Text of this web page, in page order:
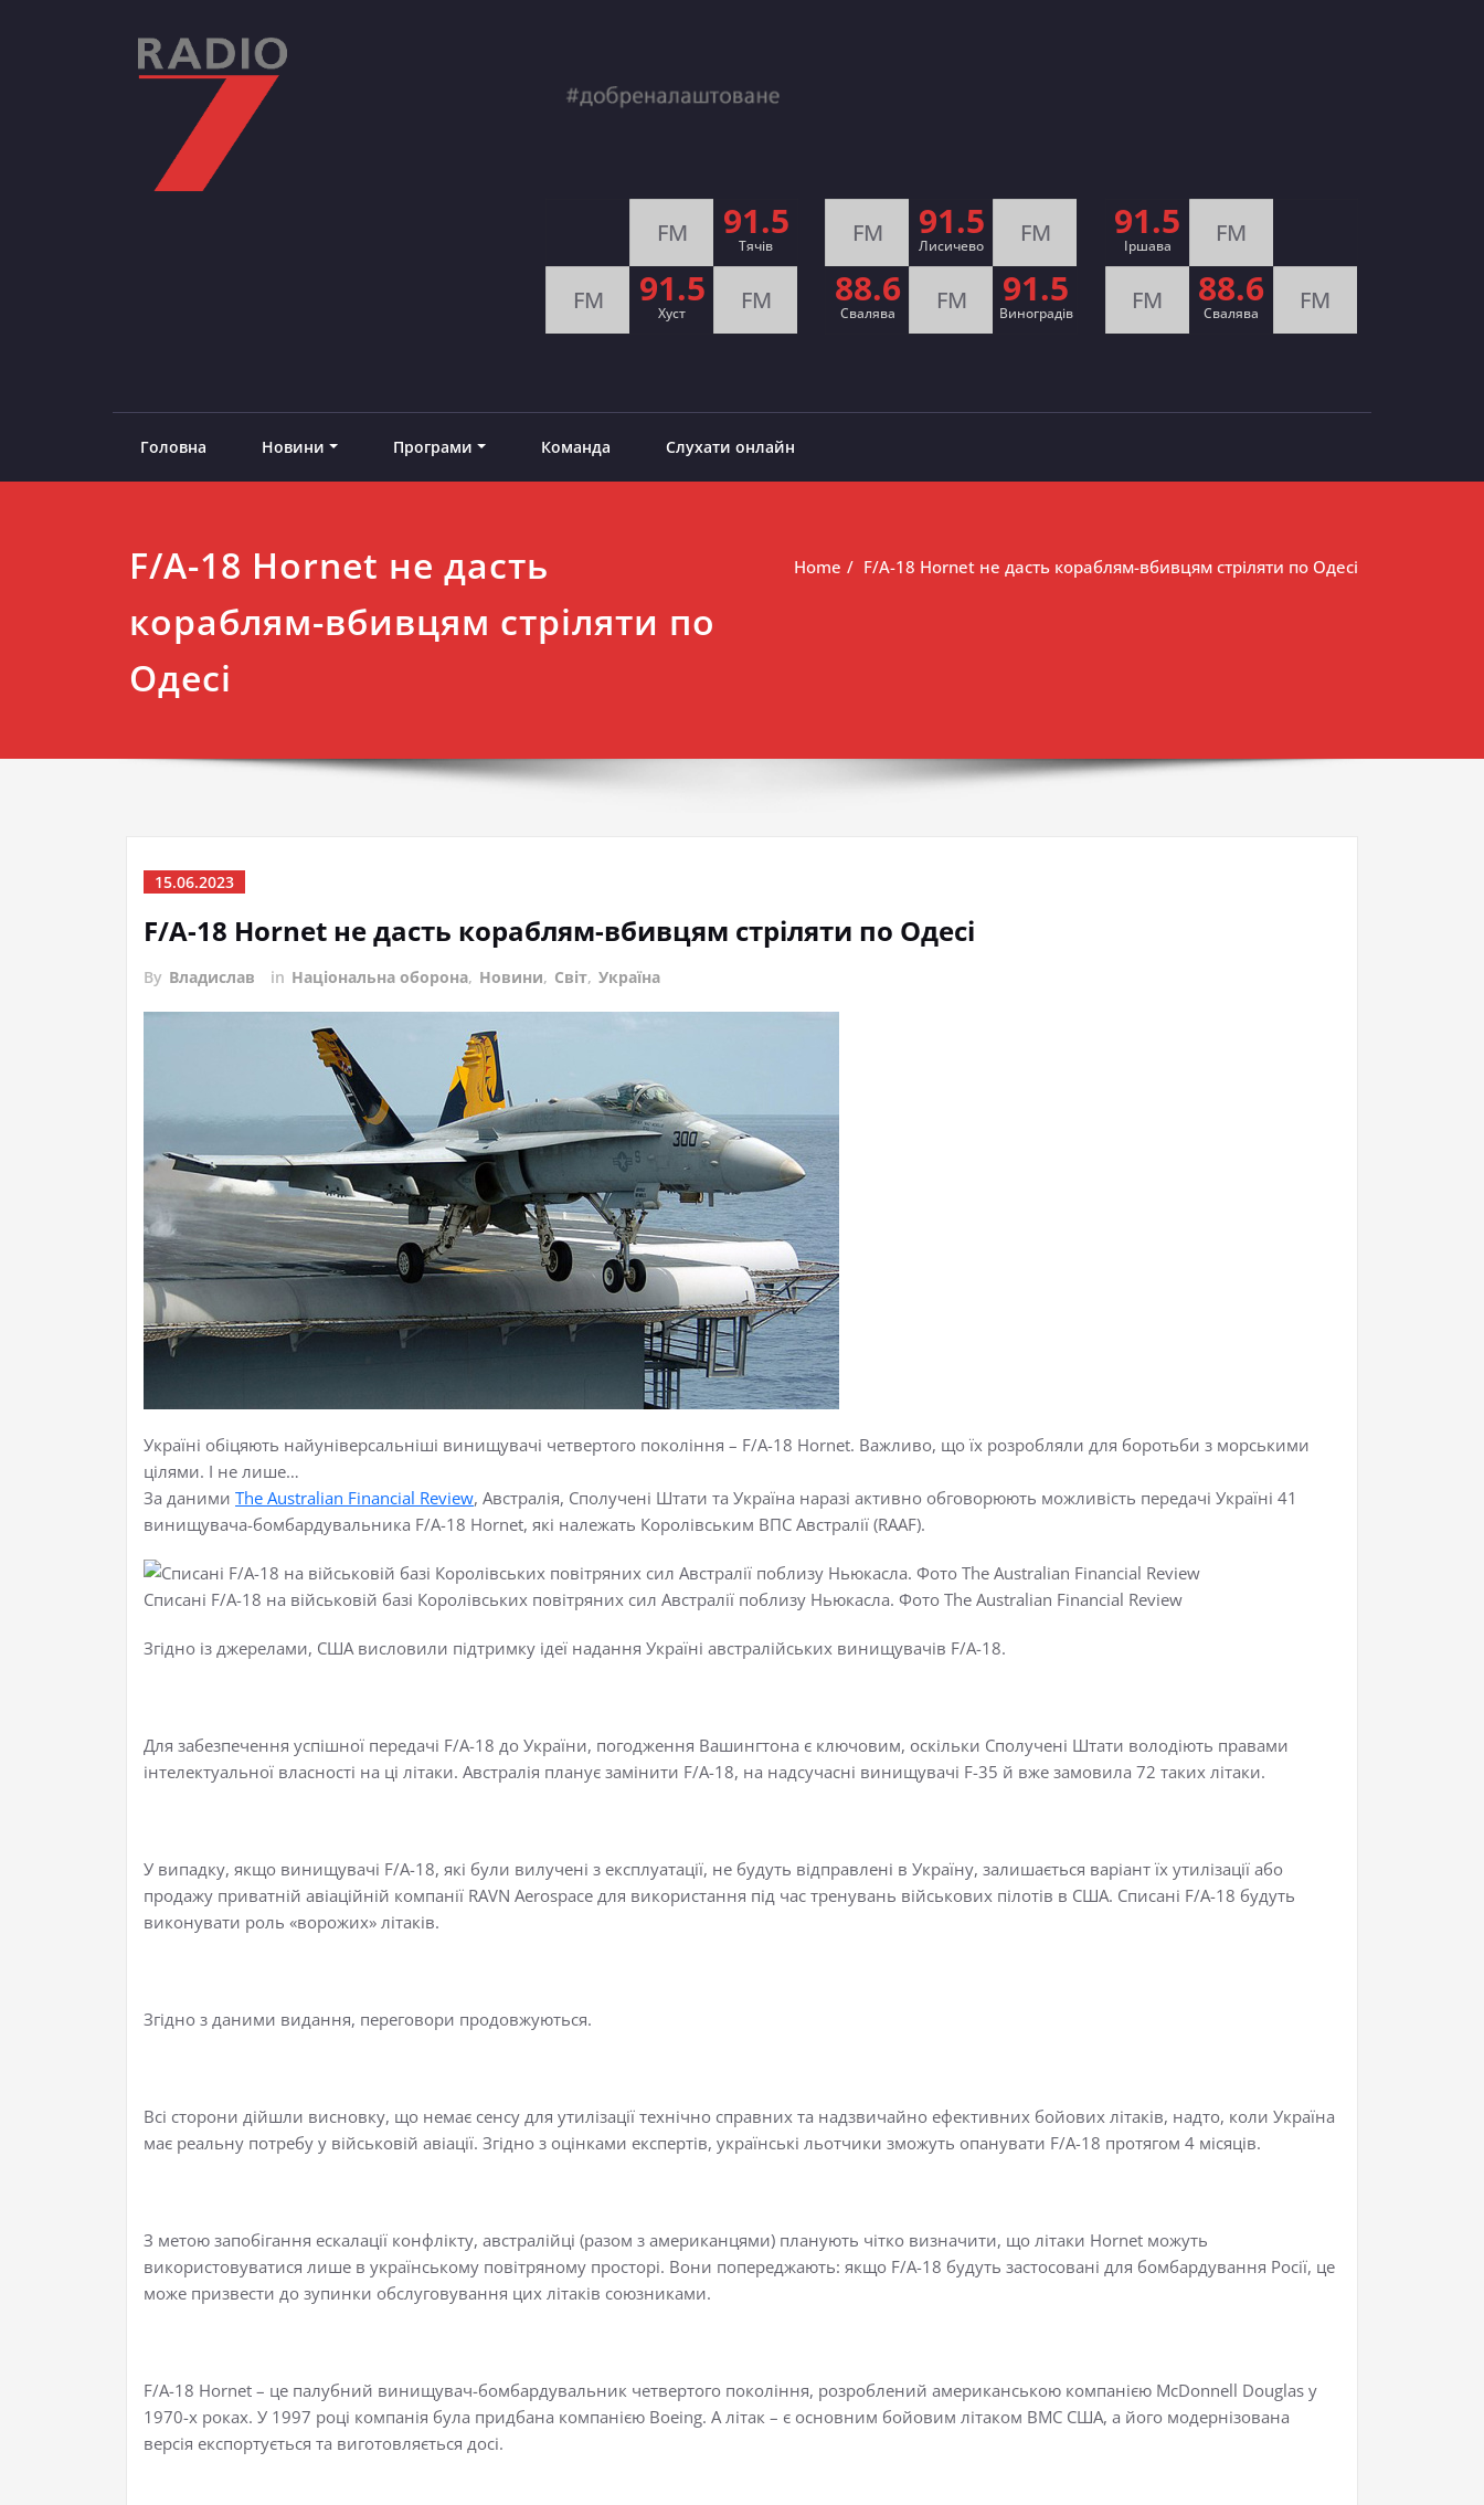
FM 91.5
Тячів
FM 91.5
Хуст FM
FM 91.5
Лисичево FM
88.6
Свалява FM 91.5
Виноградів
91.5
Іршава FM
FM 88.6
Cвалява FM
Головна Новини Програми Команда Слухати онлайн
F/A-18 Hornet не дасть
кораблям-вбивцям стріляти по
Одесі
Home F/A-18 Hornet не дасть кораблям-вбивцям стріляти по Одесі
15.06.2023
F/A-18 Hornet не дасть кораблям-вбивцям стріляти по Одесі
By Владислав in Національна оборона, Новини, Світ, Україна
Україні обіцяють найуніверсальніші винищувачі четвертого покоління – F/A-18 Hornet. Важливо, що їх розробляли для боротьби з морськими
цілями. І не лише…
За даними The Australian Financial Review, Австралія, Сполучені Штати та Україна наразі активно обговорюють можливість передачі Україні 41
винищувача-бомбардувальника F/A-18 Hornet, які належать Королівським ВПС Австралії (RAAF).
Списані F/A-18 на військовій базі Королівських повітряних сил Австралії поблизу Ньюкасла. Фото The Australian Financial Review
Згідно із джерелами, США висловили підтримку ідеї надання Україні австралійських винищувачів F/A-18.
Для забезпечення успішної передачі F/A-18 до України, погодження Вашингтона є ключовим, оскільки Сполучені Штати володіють правами
інтелектуальної власності на ці літаки. Австралія планує замінити F/A-18, на надсучасні винищувачі F-35 й вже замовила 72 таких літаки.
У випадку, якщо винищувачі F/A-18, які були вилучені з експлуатації, не будуть відправлені в Україну, залишається варіант їх утилізації або
продажу приватній авіаційній компанії RAVN Aerospace для використання під час тренувань військових пілотів в США. Списані F/A-18 будуть
виконувати роль «ворожих» літаків.
Згідно з даними видання, переговори продовжуються.
Всі сторони дійшли висновку, що немає сенсу для утилізації технічно справних та надзвичайно ефективних бойових літаків, надто, коли Україна
має реальну потребу у військовій авіації. Згідно з оцінками експертів, українські льотчики зможуть опанувати F/A-18 протягом 4 місяців.
З метою запобігання ескалації конфлікту, австралійці (разом з американцями) планують чітко визначити, що літаки Hornet можуть
використовуватися лише в українському повітряному просторі. Вони попереджають: якщо F/A-18 будуть застосовані для бомбардування Росії, це
може призвести до зупинки обслуговування цих літаків союзниками.
F/A-18 Hornet – це палубний винищувач-бомбардувальник четвертого покоління, розроблений американською компанією McDonnell Douglas у
1970-х роках. У 1997 році компанія була придбана компанією Boeing. А літак – є основним бойовим літаком ВМС США, а його модернізована
версія експортується та виготовляється досі.